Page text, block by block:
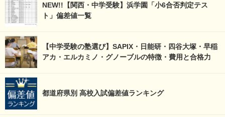
NEW!!【関西・中学受験】浜学園「小6合否判定テス
ト」偏差値一覧
【中学受験の塾選び】SAPIX・日能研・四谷大塚・早稲
アカ・エルカミノ・グノーブルの特徴・費用と合格力
都道府県別 高校入試偏差値ランキング